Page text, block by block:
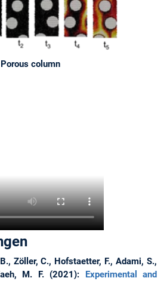
Porous column
Zöller, C., Hofstaetter, F., Adami, S.,
M. F. (2021): Experimental and